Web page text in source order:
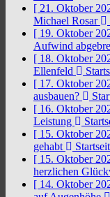
[ 21. Oktober
Michael Rosar
[ 19. Oktober
Aufwind
[ 18. Oktober
Ellenfeld
[ 17. Oktober
ausbauen?
[ 16. Oktober
Leistung
[ 15. Oktober
gehabt
[ 15. Oktober
herzlichen
[ 14. Oktober